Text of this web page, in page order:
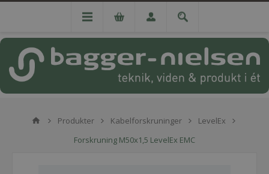
Produkter Kabelforskruninger
LevelEx
Forskruning M50x1,5 LevelEx EMC